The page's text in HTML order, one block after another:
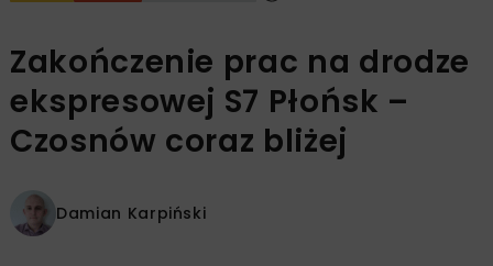
Zakończenie prac na drodze
ekspresowej S7 Płońsk –
Czosnów coraz bliżej
Damian Karpiński